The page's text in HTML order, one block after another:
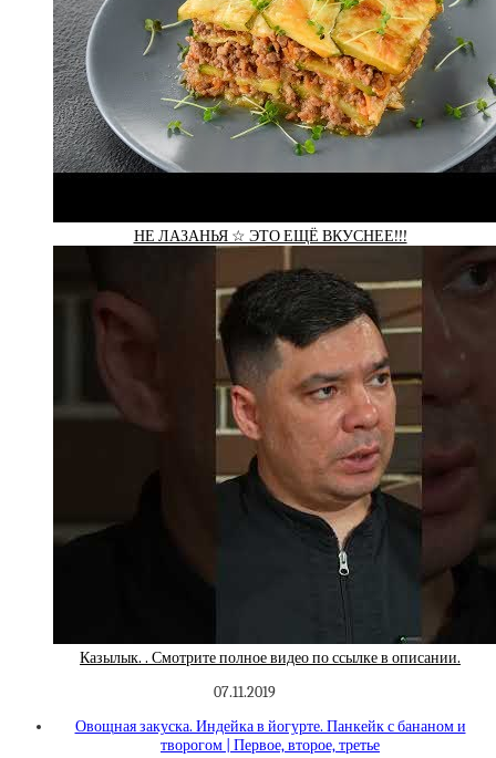
НЕ ЛАЗАНЬЯ ☆ ЭТО ЕЩЁ ВКУСНЕЕ!!!
Казылык. . Смотрите полное видео по ссылке в описании.
07.11.2019
Овощная закуска. Индейка в йогурте. Панкейк с бананом и
творогом | Первое, второе, третье